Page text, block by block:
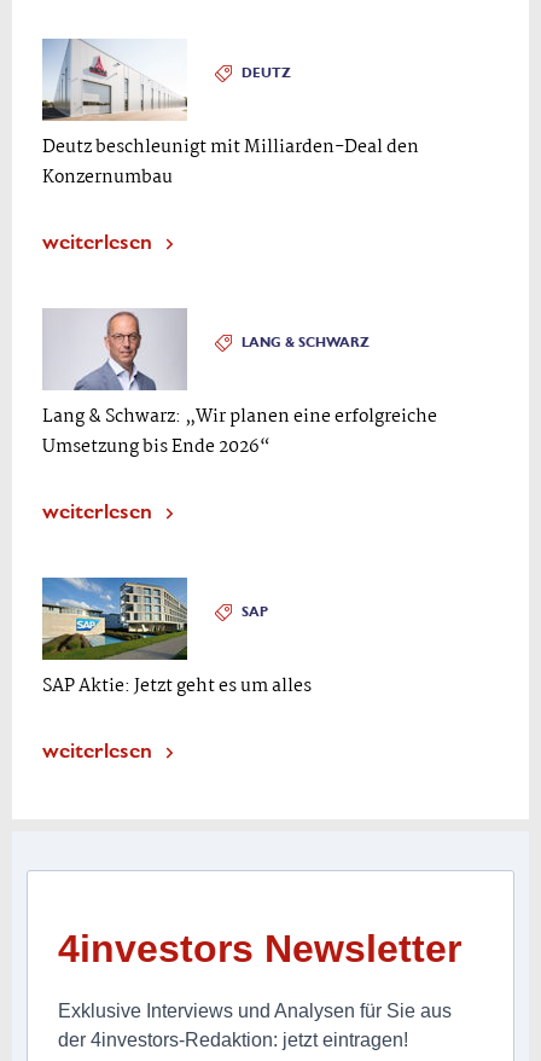
DEUTZ
Deutz beschleunigt mit Milliarden-Deal den
Konzernumbau
weiterlesen
LANG & SCHWARZ
Lang & Schwarz: „Wir planen eine erfolgreiche
Umsetzung bis Ende 2026“
weiterlesen
SAP
SAP Aktie: Jetzt geht es um alles
weiterlesen
4investors Newsletter
Exklusive Interviews und Analysen für Sie aus
der 4investors-Redaktion: jetzt eintragen!